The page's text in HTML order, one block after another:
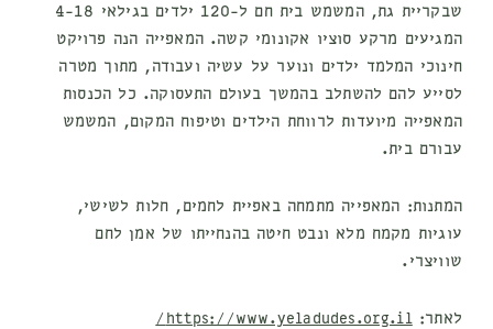
שבקריית גת, המשמש בית חם ל-120 ילדים בגילאי 4-18
המגיעים מרקע סוציו אקונומי קשה. המאפייה הנה פרויקט
חינוכי המלמד ילדים ונוער על עשיה ועבודה, מתוך מטרה
לסייע להם להשתלב בהמשך בעולם התעסוקה. כל הכנסות
המאפייה מיועדות לרווחת הילדים וטיפוח המקום, המשמש
עבורם בית.
המתנות: המאפייה מתמחה באפיית לחמים, חלות לשישי,
עוגיות מקמח מלא ונבט חיטה בהנחייתו של אמן לחם
שוויצרי.
לאתר: https://www.yeladudes.org.il/